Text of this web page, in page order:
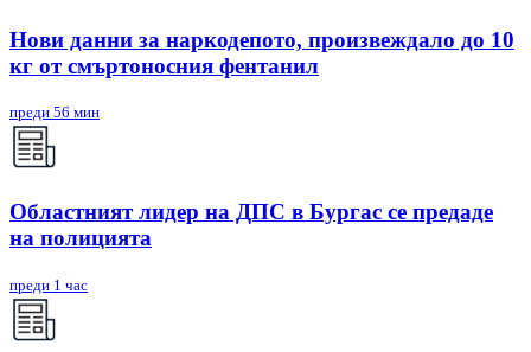
Нови данни за наркодепото, произвеждало до 10
кг от смъртоносния фентанил
преди 56 мин
Областният лидер на ДПС в Бургас се предаде
на полицията
преди 1 час